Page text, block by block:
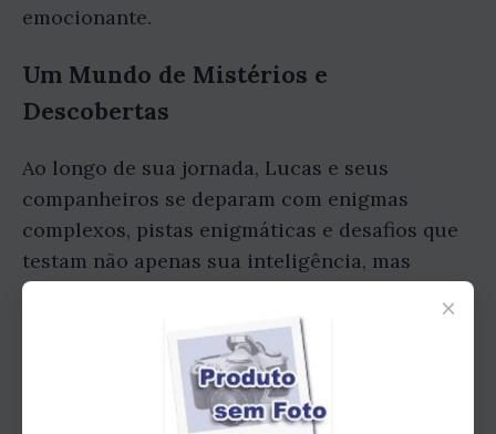
emocionante.
Um Mundo de Mistérios e
Descobertas
Ao longo de sua jornada, Lucas e seus
companheiros se deparam com enigmas
complexos, pistas enigmáticas e desafios que
testam não apenas sua inteligência, mas
também sua coragem e determinação. Cada
página virada revela um novo segredo, uma
nova pista, que os leva mais perto do tão
cobiçado tesouro, mas também mais perto de
perigos inimagináveis.
×